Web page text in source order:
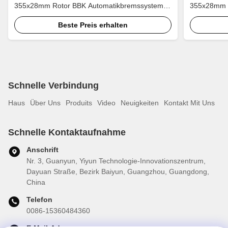
355x28mm Rotor BBK Automatikbremssystem
für Buick Regal 18 Zoll Autofelge
Beste Preis erhalten
355x28mm
für Jaguar
Schnelle Verbindung
Haus Über Uns Produits Video Neuigkeiten Kontakt Mit Uns
Schnelle Kontaktaufnahme
Anschrift
Nr. 3, Guanyun, Yiyun Technologie-Innovationszentrum,
Dayuan Straße, Bezirk Baiyun, Guangzhou, Guangdong,
China
Telefon
0086-15360484360